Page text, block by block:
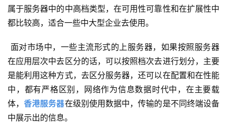
属于服务器中的中高档类型，在可用性可靠性和在扩展性中
都比较高，适合一些中大型企业去使用。
在应用层次中去区分的话，可以按照档次去进行划分，主要
是能利用这种方式，去区分服务器，还可以在配置和在性能
中，都有严格区别，网络作为信息数据时代中，在主要载
体，香港服务器在级别使用数据中，传输的是不同终端设备
中展示出的信息。